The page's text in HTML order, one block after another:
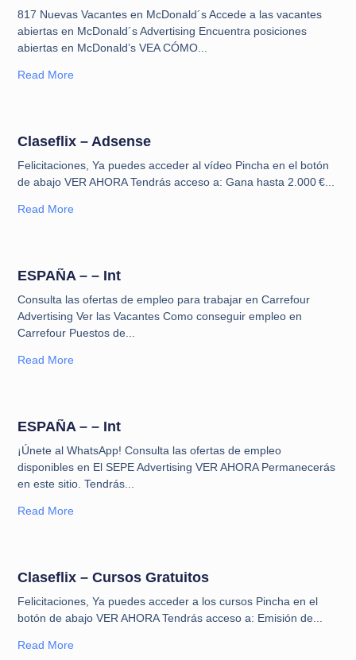
817 Nuevas Vacantes en McDonald´s Accede a las vacantes
abiertas en McDonald´s Advertising Encuentra posiciones
abiertas en McDonald’s VEA CÓMO
Read More
Claseflix – Adsense
Felicitaciones, Ya puedes acceder al vídeo Pincha en el botón
de abajo VER AHORA Tendrás acceso a: Gana hasta 2.000 €
Read More
ESPAÑA – – Int
⁠Consulta las ofertas de empleo para trabajar en Carrefour
Advertising Ver las Vacantes Como conseguir empleo en
Carrefour Puestos de
Read More
ESPAÑA – – Int
¡Únete al WhatsApp! ⁠Consulta las ofertas de empleo
disponibles en El SEPE Advertising VER AHORA Permanecerás
en este sitio.​ Tendrás
Read More
Claseflix – Cursos Gratuitos
Felicitaciones, Ya puedes acceder a los cursos Pincha en el
botón de abajo VER AHORA Tendrás acceso a: Emisión de
Read More